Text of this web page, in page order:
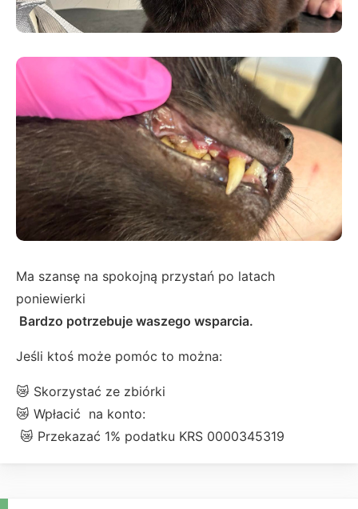
Ma szansę na spokojną przystań po latach
poniewierki
Bardzo potrzebuje waszego wsparcia.
Jeśli ktoś może pomóc to można:
😿 Skorzystać ze zbiórki
😿 Wpłacić na konto:
😿 Przekazać 1% podatku KRS 0000345319